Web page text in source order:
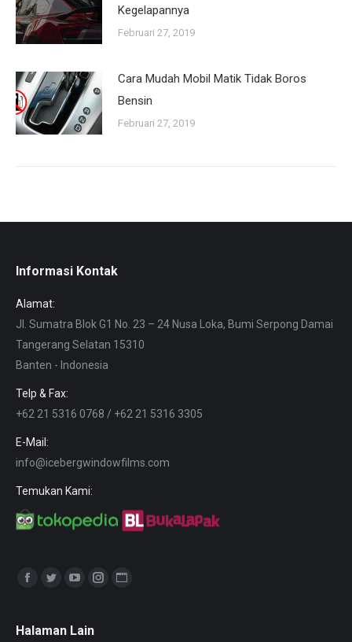
Kegelapannya
Februari 27, 2019
Cara Mudah Mobil Matik Tidak Boros
Bensin
Februari 27, 2019
Informasi Kontak
Alamat:
Jl. Sumatra Blok G1 No. 23 – 24 Nusa Loka, Bumi Serpong Damai
Tangerang Selatan 15310
Banten - Indonesia
Telp & Fax:
+62 21 5316 0768 / +62 21 5316 3305
E-Mail:
info@icebergwindowfilms.com
Temukan Kami:
Find us on:
opensopensopens
Halaman Lain